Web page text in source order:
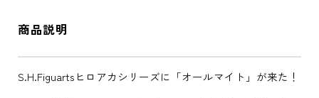
商品説明
S.H.Figuartsヒロアカシリーズに「オールマイト」が来た！